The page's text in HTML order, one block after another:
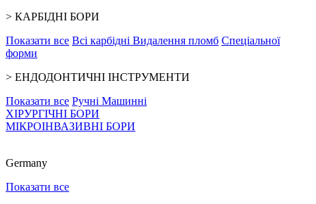
> КАРБІДНІ БОРИ
Показати все Всі карбідні Видалення пломб Спеціальної
форми
> ЕНДОДОНТИЧНІ ІНСТРУМЕНТИ
Показати все Ручні Машинні
ХІРУРГІЧНІ БОРИ
МІКРОІНВАЗИВНІ БОРИ
Germany
Показати все